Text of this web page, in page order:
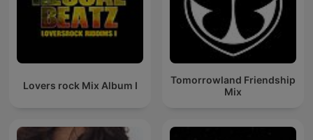
Lovers rock Mix Album I
Tomorrowland Friendship
Mix